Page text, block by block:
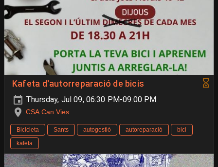
Kafeta d'autorreparació de bicis
Thursday, Jul 09, 06:30 PM-09:00 PM
CSA Can Vies
Bicicleta Sants autogestió autoreparació
bici
kafeta